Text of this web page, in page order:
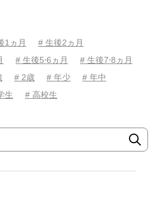
1ヵ月
# 生後2ヵ月
# 生後5⋅6ヵ月
# 生後7⋅8ヵ月
# 2歳 # 年少
# 年中
生 # 高校生